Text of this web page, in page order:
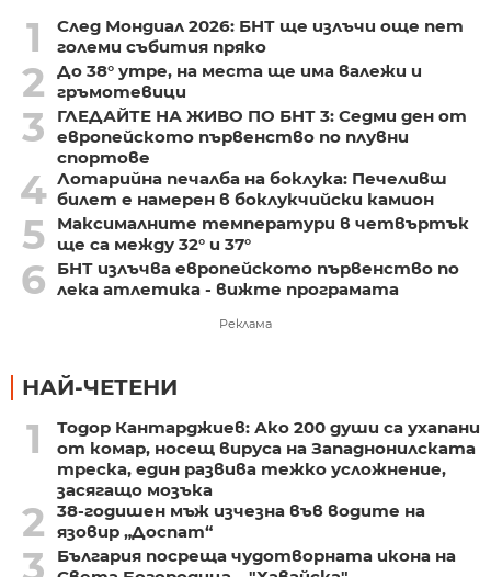
1
След Мондиал 2026: БНТ ще излъчи още пет
големи събития пряко
2
До 38° утре, на места ще има валежи и
гръмотевици
3
ГЛЕДАЙТЕ НА ЖИВО ПО БНТ 3: Седми ден от
европейското първенство по плувни
спортове
4 Лотарийна печалба на боклука: Печеливш
билет е намерен в боклукчийски камион
5
Максималните температури в четвъртък
ще са между 32° и 37°
6
БНТ излъчва европейското първенство по
лека атлетика - вижте програмата
Реклама
НАЙ-ЧЕТЕНИ
1
Тодор Кантарджиев: Ако 200 души са ухапани
от комар, носещ вируса на Западнонилската
треска, един развива тежко усложнение,
засягащо мозъка
2
38-годишен мъж изчезна във водите на
язовир „Доспат“
3
България посреща чудотворната икона на